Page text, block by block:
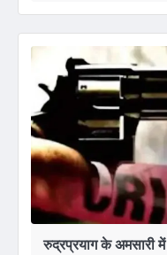
रुद्रप्रयाग के अमसारी